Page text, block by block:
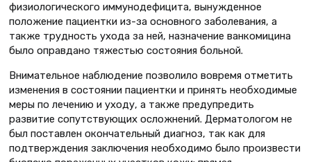
физиологического иммунодефицита, вынужденное
положение пациентки из-за основного заболевания, а
также трудность ухода за ней, назначение ванкомицина
было оправдано тяжестью состояния больной.
Внимательное наблюдение позволило вовремя отметить
изменения в состоянии пациентки и принять необходимые
меры по лечению и уходу, а также предупредить
развитие сопутствующих осложнений. Дерматологом не
был поставлен окончательный диагноз, так как для
подтверждения заключения необходимо было произвести